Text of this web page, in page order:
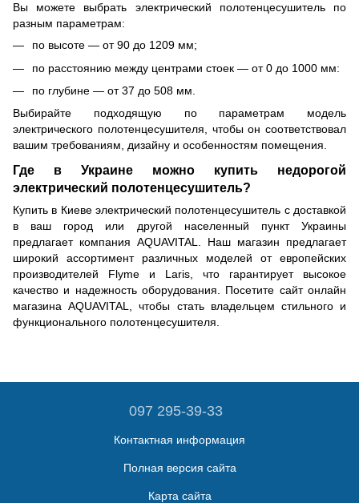
Вы можете выбрать электрический полотенцесушитель по
разным параметрам:
по высоте — от 90 до 1209 мм;
по расстоянию между центрами стоек — от 0 до 1000 мм:
по глубине — от 37 до 508 мм.
Выбирайте подходящую по параметрам модель
электрического полотенцесушителя, чтобы он соответствовал
вашим требованиям, дизайну и особенностям помещения.
Где в Украине можно купить недорогой
электрический полотенцесушитель?
Купить в Киеве электрический полотенцесушитель с доставкой
в ваш город или другой населенный пункт Украины
предлагает компания AQUAVITAL. Наш магазин предлагает
широкий ассортимент различных моделей от европейских
производителей Flyme и Laris, что гарантирует высокое
качество и надежность оборудования. Посетите сайт онлайн
магазина AQUAVITAL, чтобы стать владельцем стильного и
функционального полотенцесушителя.
097 295-39-33
Контактная информация
Полная версия сайта
Карта сайта